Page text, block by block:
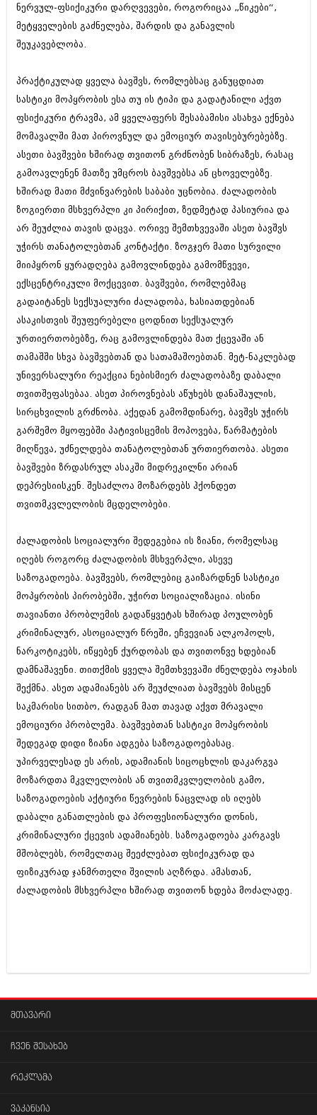
ივლისი 2009 (118)
თებერვალი 0216 (1)
ოქტომბერი 0215 (1)
აგვისტო 0212 (1)
ივნისი 0212 (2)
ნოემბერი 0201 (1)
ნერვულ-ფსიქიკური დარღვევები, როგორიცაა „წიკები“,
მეტყველების გაძნელება, შარდის და განავლის
შეუკავებლობა.
პრაქტიკულად ყველა ბავშვს, რომლებსაც განუცდიათ
სასტიკი მოპყრობის ესა თუ ის ტიპი და გადატანილი აქვთ
ფსიქიკური ტრავმა, ამ ყველაფერს შესაბამისი ასახვა ექნება
მომავალში მათ პიროვნულ და ემოციურ თავისებურებებზე.
ასეთი ბავშვები ხშირად თვითონ გრძნობენ სიბრაზეს, რასაც
გამოავლენენ მათზე უმცროს ბავშვებსა ან ცხოველებზე.
ხშირად მათი მძვინვარების საბაბი უცნობია. ძალადობის
ზოგიერთი მსხვერპლი კი პირიქით, ზედმეტად პასიურია და
არ შეუძლია თავის დაცვა. ორივე შემთხვევაში ასეთ ბავშვს
უჭირს თანატოლებთან კონტაქტი. ზოგჯერ მათი სურვილი
მიიპყრონ ყურადღება გამოვლინდება გამომწვევი,
ექსცენტრიკული მოქცევით. ბავშვები, რომლებმაც
გადაიტანეს სექსუალური ძალადობა, ხასიათდებიან
ასაკისთვის შეუფერებელი ცოდნით სექსუალურ
ურთიერთობებზე, რაც გამოვლინდება მათ ქცევაში ან
თამაშში სხვა ბავშვებთან და სათამაშოებთან. მეტ-ნაკლებად
უნივერსალური რეაქცია ნებისმიერ ძალადობაზე დაბალი
თვითშეფასებაა. ასეთ პიროვნებას აწუხებს დანაშაულის,
სირცხვილის გრძნობა. აქედან გამომდინარე, ბავშვს უჭირს
გარშემო მყოფებში პატივისცემის მოპოვება, წარმატების
მიღწევა, უძნელდება თანატოლებთან ურთიერთობა. ასეთი
ბავშვები ზრდასრულ ასაკში მიდრეკილნი არიან
დეპრესიისკენ. შესაძლოა მოზარდებს ჰქონდეთ
თვითმკვლელობის მცდელობები.
ძალადობის სოციალური შედეგებია ის ზიანი, რომელსაც
იღებს როგორც ძალადობის მსხვერპლი, ასევე
საზოგადოება. ბავშვებს, რომლებიც გაიზარდნენ სასტიკი
მოპყრობის პირობებში, უჭირთ სოციალიზაცია. ისინი
თავიანთი პრობლემის გადაწყვეტას ხშირად პოულობენ
კრიმინალურ, ასოციალურ წრეში, ეჩვევიან ალკოჰოლს,
ნარკოტიკებს, იწყებენ ქურდობას და თვითონვე ხდებიან
დამნაშავენი. თითქმის ყველა შემთხვევაში ძნელდება ოჯახის
შექმნა. ასეთ ადამიანებს არ შეუძლიათ ბავშვებს მისცენ
საკმარისი სითბო, რადგან მათ თავად აქვთ მრავალი
ემოციური პრობლემა. ბავშვებთან სასტიკი მოპყრობის
შედეგად დიდი ზიანი ადგება საზოგადოებასაც.
უპირველესად ეს არის, ადამიანის სიცოცხლის დაკარგვა
მოზარდთა მკვლელობის ან თვითმკვლელობის გამო,
საზოგადოების აქტიური წევრების ნაცვლად ის იღებს
დაბალი განათლების და პროფესიონალური დონის,
კრიმინალური ქცევის ადამიანებს. საზოგადოება კარგავს
მშობლებს, რომელთაც შეეძლებათ ფსიქიკურად და
ფიზიკურად ჯანმრთელი შვილის აღზრდა. ამასთან,
ძალადობის მსხვერპლი ხშირად თვითონ ხდება მოძალადე.
მთავარი
ჩვენ შესახებ
რეკლამა
ვაკანსია